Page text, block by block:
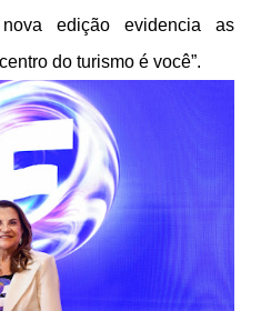
edição evidencia as
do turismo é você”.